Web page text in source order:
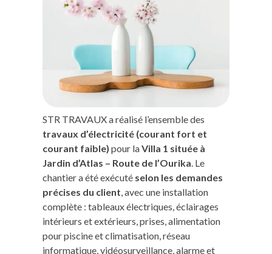
STR TRAVAUX a réalisé l’ensemble des
travaux d’électricité (courant fort et
courant faible) pour laVilla 1 située à
Jardin d’Atlas – Route de l’Ourika. Le
chantier a été exécuté selon les demandes
précises du client, avec une installation
complète : tableaux électriques, éclairages
intérieurs et extérieurs, prises, alimentation
pour piscine et climatisation, réseau
informatique, vidéosurveillance, alarme et